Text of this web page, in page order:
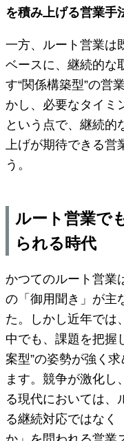
を積み上げる営業手
一方、ルート営業は
ベースに、継続的な
す“関係構築型”の営
かし、必要なタイミ
という点で、継続的
上げが期待できる営
う。
ルート営業で
られる時代
かつてのルート営業
の「御用聞き」が主
た。しかし近年では
中でも、課題を把握
案型”の姿勢が強く
ます。競争が激化し
る現代においては、
る継続対応ではなく